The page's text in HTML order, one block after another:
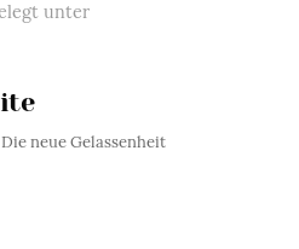
unter
neue Gelassenheit